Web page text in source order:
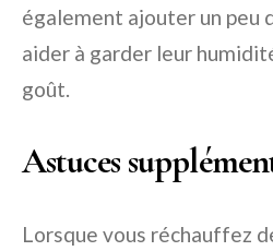
également ajouter un peu
aider à garder leur
goût.
Astuces
Lorsque vous réchauffez